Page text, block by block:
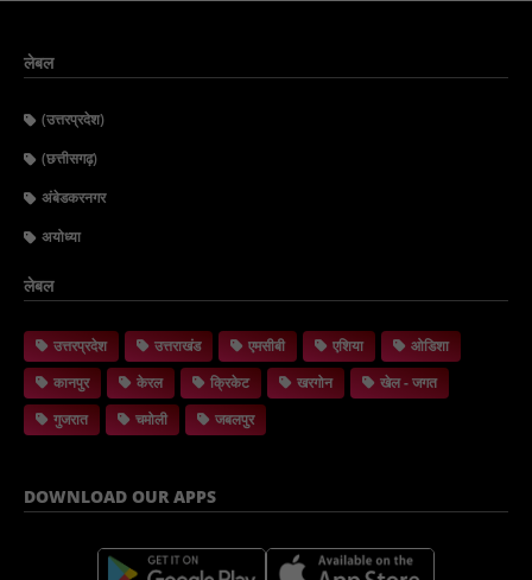
लेबल
(उत्तरप्रदेश)
(छत्तीसगढ़)
अंबेडकरनगर
अयोध्या
लेबल
उत्तरप्रदेश उत्तराखंड एमसीबी एशिया
ओडिशा
कानपुर
केरल क्रिकेट खरगोन
खेल - जगत
गुजरात
चमोली जबलपुर
DOWNLOAD OUR APPS